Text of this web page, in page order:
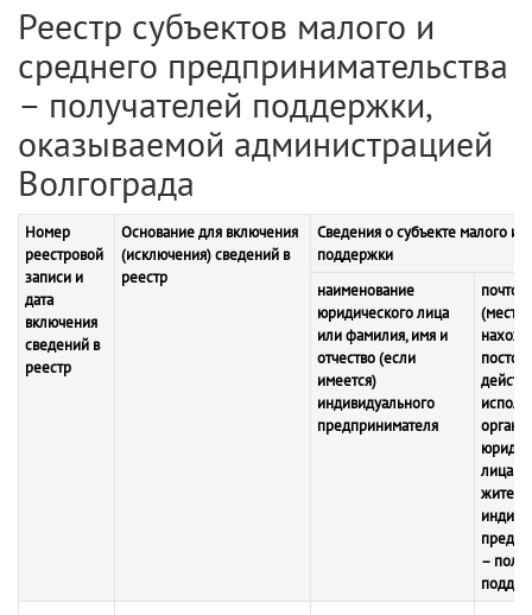
Реестр субъектов малого и
среднего предпринимательства
– получателей поддержки,
оказываемой администрацией
Волгограда
Номер
реестровой
записи и
дата
включения
сведений в
реестр
Основание для включения
(исключения) сведений в
реестр
Сведения о субъекте малого и
поддержки
наименование
юридического лица
или фамилия, имя и
отчество (если
имеется)
индивидуального
предпринимателя
(место
органа
лица
–